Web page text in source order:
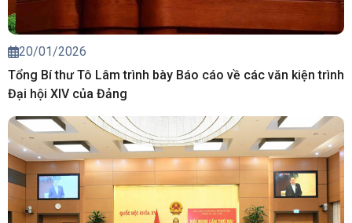
20/01/2026
Tổng Bí thư Tô Lâm trình bày Báo cáo về các văn kiện trình
Đại hội XIV của Đảng